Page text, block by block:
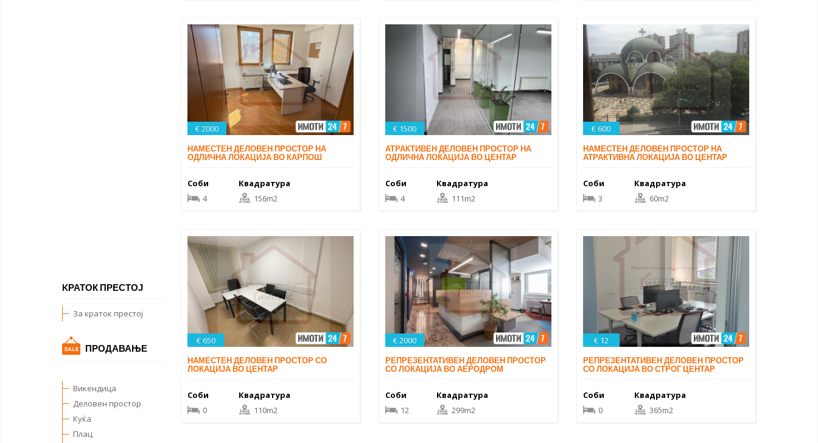
KРАТОК ПРЕСТОЈ
За краток престој
ПРОДАВАЊЕ
Викендица
Деловен простор
Куќа
Плац
€ 2000
НАМЕСТЕН ДЕЛОВЕН ПРОСТОР НА
ОДЛИЧНА ЛОКАЦИЈА ВО КАРПОШ
Соби
4
Квадратура
156m2
€ 1500
АТРАКТИВЕН ДЕЛОВЕН ПРОСТОР НА
ОДЛИЧНА ЛОКАЦИЈА ВО ЦЕНТАР
Соби
4
Квадратура
111m2
€ 600
НАМЕСТЕН ДЕЛОВЕН ПРОСТОР НА
АТРАКТИВНА ЛОКАЦИЈА ВО ЦЕНТАР
Соби
3
Квадратура
60m2
€ 650
НАМЕСТЕН ДЕЛОВЕН ПРОСТОР СО
ЛОКАЦИЈА ВО ЦЕНТАР
Соби
0
Квадратура
110m2
€ 2000
РЕПРЕЗЕНТАТИВЕН ДЕЛОВЕН ПРОСТОР
СО ЛОКАЦИЈА ВО АЕРОДРОМ
Соби
12
Квадратура
299m2
€ 12
РЕПРЕЗЕНТАТИВЕН ДЕЛОВЕН ПРОСТОР
СО ЛОКАЦИЈА ВО СТРОГ ЦЕНТАР
Соби
0
Квадратура
365m2